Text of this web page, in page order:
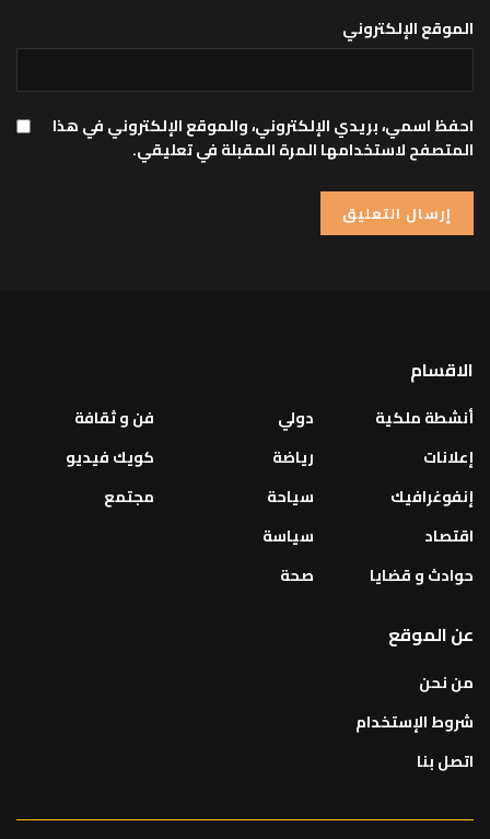
الموقع الإلكتروني
احفظ اسمي، بريدي الإلكتروني، والموقع الإلكتروني في هذا
المتصفح لاستخدامها المرة المقبلة في تعليقي.
الاقسام
أنشطة ملكية
إعلانات
إنفوغرافيك
اقتصاد
حوادث و قضايا
دولي
رياضة
سياحة
سياسة
صحة
فن و ثقافة
كويك فيديو
مجتمع
عن الموقع
من نحن
شروط الإستخدام
اتصل بنا